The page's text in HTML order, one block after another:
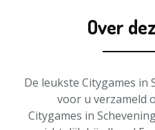
Over
De leukste Citygames in
voor u verzameld
Citygames in